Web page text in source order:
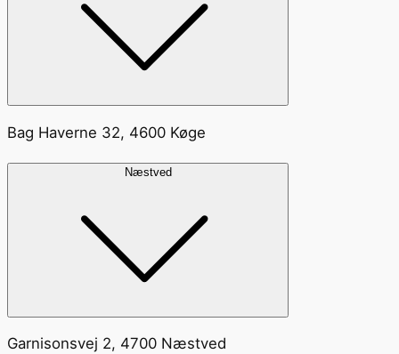
Bag Haverne 32, 4600 Køge
Næstved
Garnisonsvej 2, 4700 Næstved